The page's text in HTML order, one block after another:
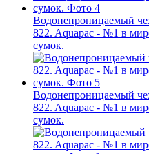
Водонепроницаемый
822. Aquapac - №1 в
сумок.
Водонепроницаемый
822. Aquapac - №1 в
сумок.